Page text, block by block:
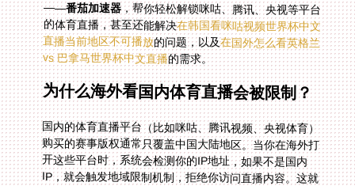
——番茄加速器，帮你轻松解锁咪咕、腾讯、央视等平台
的体育直播，甚至还能解决在韩国看咪咕视频世界杯中文
直播当前地区不可播放的问题，以及在国外怎么看英格兰
vs 巴拿马世界杯中文直播的需求。
为什么海外看国内体育直播会被限制？
国内的体育直播平台（比如咪咕、腾讯视频、央视体育）
购买的赛事版权通常只覆盖中国大陆地区。当你在海外打
开这些平台时，系统会检测你的IP地址，如果不是国内
IP，就会触发地域限制机制，拒绝你访问直播内容。这就
是为什么你在韩国打开咪咕视频看世界杯会提示“当前地
区不可播放”，或者在欧洲想看英格兰 vs 巴拿马的世界杯